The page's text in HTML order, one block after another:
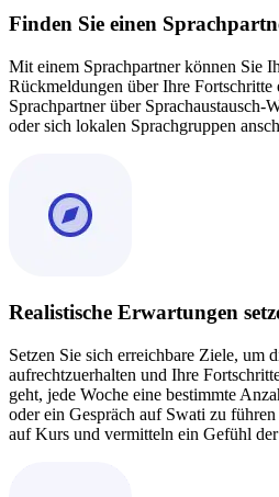
Finden Sie einen
Mit einem Sprachpartner können Sie
Rückmeldungen über Ihre Fortschritte
Sprachpartner über Sprachaustausch-
oder sich lokalen Sprachgruppen
Realistische Erwartungen
Setzen Sie sich erreichbare Ziele, um
aufrechtzuerhalten und Ihre
geht, jede Woche eine bestimmte
oder ein Gespräch auf Swati zu
auf Kurs und vermitteln ein Gefühl